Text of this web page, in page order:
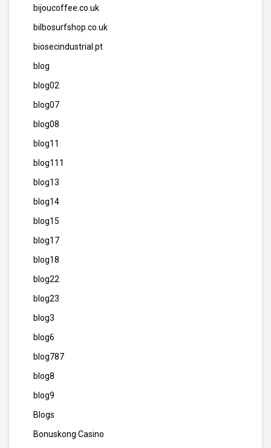
bijoucoffee.co.uk
bilbosurfshop.co.uk
biosecindustrial.pt
blog
blog02
blog07
blog08
blog11
blog111
blog13
blog14
blog15
blog17
blog18
blog22
blog23
blog3
blog6
blog787
blog8
blog9
Blogs
Bonuskong Casino